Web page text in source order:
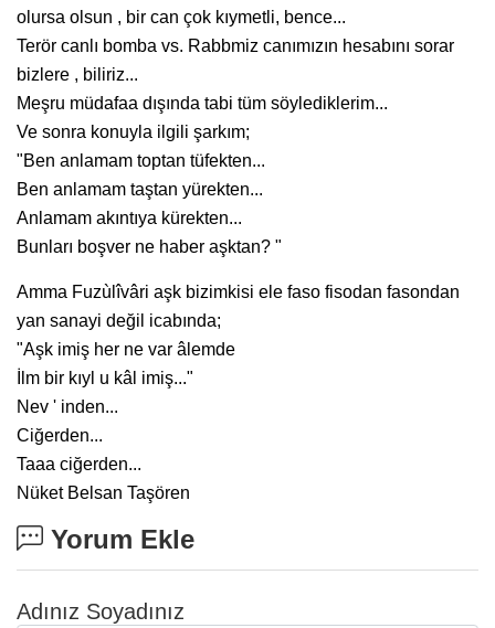
olursa olsun , bir can çok kıymetli, bence...
Terör canlı bomba vs. Rabbmiz canımızın hesabını sorar
bizlere , biliriz...
Meşru müdafaa dışında tabi tüm söylediklerim...
Ve sonra konuyla ilgili şarkım;
"Ben anlamam toptan tüfekten...
Ben anlamam taştan yürekten...
Anlamam akıntıya kürekten...
Bunları boşver ne haber aşktan? "
Amma Fuzùlîvâri aşk bizimkisi ele faso fisodan fasondan
yan sanayi değil icabında;
"Aşk imiş her ne var âlemde
İlm bir kıyl u kâl imiş..."
Nev ' inden...
Ciğerden...
Taaa ciğerden...
Nüket Belsan Taşören
Yorum Ekle
Adınız Soyadınız